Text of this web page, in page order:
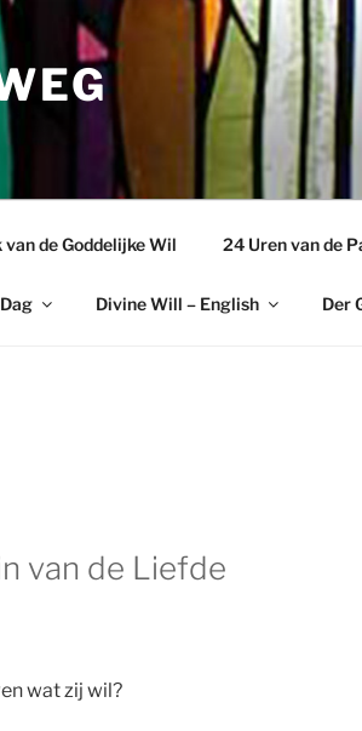
de Goddelijke Wil 24 Uren van de
Divine Will – English Der
van de Liefde
wat zij wil?